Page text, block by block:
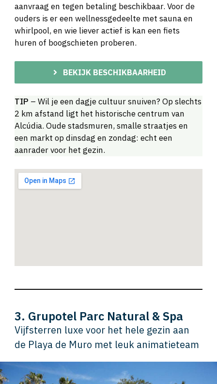
aanvraag en tegen betaling beschikbaar. Voor de
ouders is er een wellnessgedeelte met sauna en
whirlpool, en wie liever actief is kan een fiets
huren of boogschieten proberen.
BEKIJK BESCHIKBAARHEID
TIP – Wil je een dagje cultuur snuiven? Op slechts
2 km afstand ligt het historische centrum van
Alcúdia. Oude stadsmuren, smalle straatjes en
een markt op dinsdag en zondag: echt een
aanrader voor het gezin.
3. Grupotel Parc Natural & Spa
Vijfsterren luxe voor het hele gezin aan
de Playa de Muro met leuk animatieteam